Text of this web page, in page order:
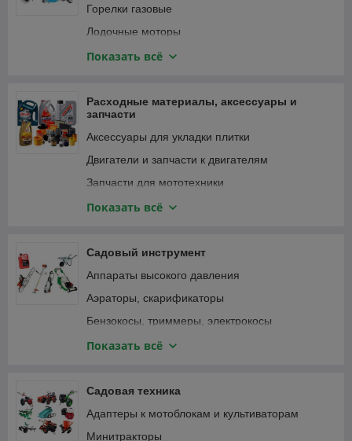
Умывальники для дачи
Горелки газовые
Лодочные моторы
Лодки надувные ПВХ
Фонари и светильники
Показать всё
Расходные материалы, аксессуары и
запчасти
Аксессуары для укладки плитки
Двигатели и запчасти к двигателям
Запчасти для мототехники
Зарядные устройства, аккумуляторы
Крепежные изделия
Лампочки и светильники
Ленты
Масла и смазки
Принадлежности для садового инструмента
Принадлежности для строительного
инструмента
Принадлежности для строительной техники и
оборудования
Показать всё
Садовый инструмент
Аппараты высокого давления
Аэраторы, скарификаторы
Бензокосы, триммеры, электрокосы
Бензопилы, цепные электропилы
Газонокосилки
Дровоколы
Зернодробилки, измельчители кормов
Показать всё
Садовая техника
Адаптеры к мотоблокам и культиваторам
Минитракторы